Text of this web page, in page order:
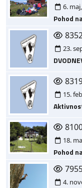
6.
Pohod
23.
15.
18.
Pohod
4.